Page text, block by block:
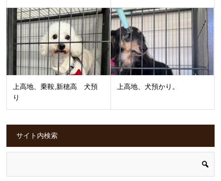
上高地、乗鞍,新穂高 犬預
り
上高地、犬預かり。
サイト内検索